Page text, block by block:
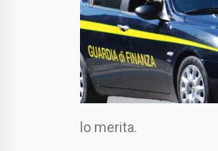
lo merita.